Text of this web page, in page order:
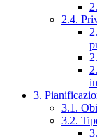
2.4.
3.
3.1.
3.2.